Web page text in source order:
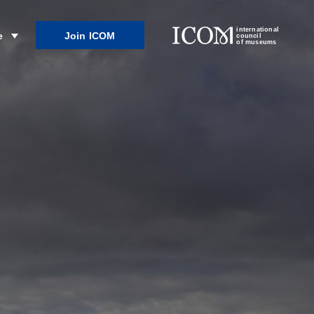
Join ICOM
international
council
of museums